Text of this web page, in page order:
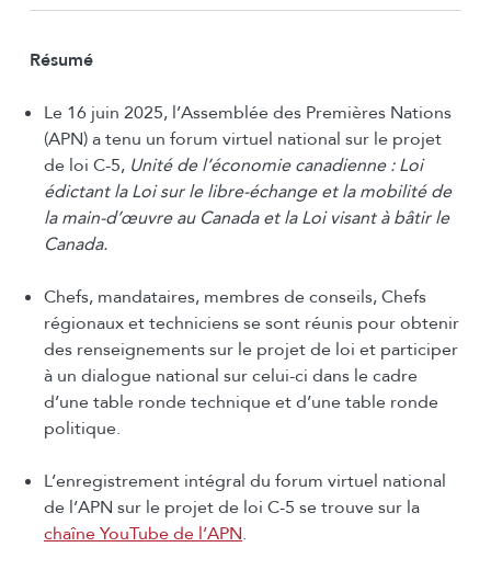
Résumé
Le 16 juin 2025, l’Assemblée des Premières Nations
(APN) a tenu un forum virtuel national sur le projet
de loi C-5, Unité de l’économie canadienne : Loi
édictant la Loi sur le libre-échange et la mobilité de
la main-d’œuvre au Canada et la Loi visant à bâtir le
Canada.
Chefs, mandataires, membres de conseils, Chefs
régionaux et techniciens se sont réunis pour obtenir
des renseignements sur le projet de loi et participer
à un dialogue national sur celui-ci dans le cadre
d’une table ronde technique et d’une table ronde
politique.
L’enregistrement intégral du forum virtuel national
de l’APN sur le projet de loi C-5 se trouve sur la
chaîne YouTube de l’APN.